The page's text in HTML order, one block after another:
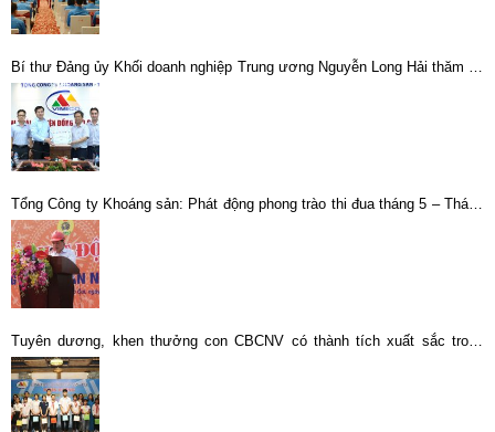
Bí thư Đảng ủy Khối doanh nghiệp Trung ương Nguyễn Long Hải thăm và
làm việc tại Chi nhánh Luyện đồng Lào Cai -Vimico
Tổng Công ty Khoáng sản: Phát động phong trào thi đua tháng 5 – Tháng
công nhân năm 2014
Tuyên dương, khen thưởng con CBCNV có thành tích xuất sắc trong
năm học 2022 – 2023